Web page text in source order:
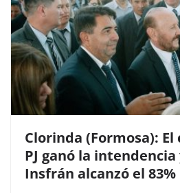
Clorinda (Formosa):
PJ ganó la intendencia
Insfrán alcanzó el